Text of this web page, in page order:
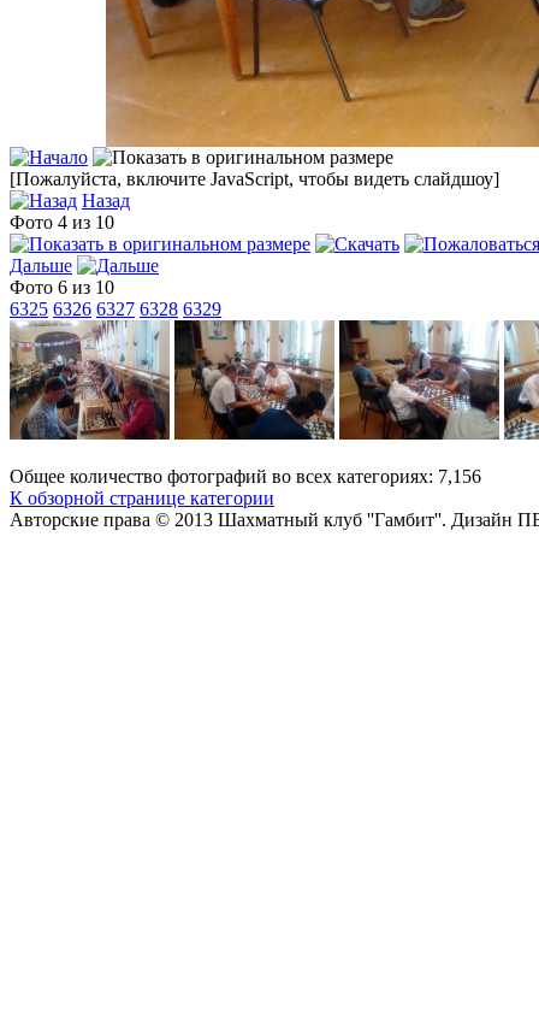
[Пожалуйста, включите JavaScript, чтобы видеть слайдшоу]
Назад
Фото 4 из 10
Дальше
Фото 6 из 10
6325 6326 6327 6328 6329
Общее количество фотографий во всех категориях: 7,156
К обзорной странице категории
Авторские права © 2013 Шахматный клуб ''Гамбит''. Дизайн